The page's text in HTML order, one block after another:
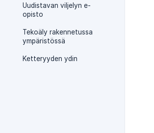
Uudistavan viljelyn e-
opisto
Tekoäly rakennetussa
ympäristössä
Ketteryyden ydin